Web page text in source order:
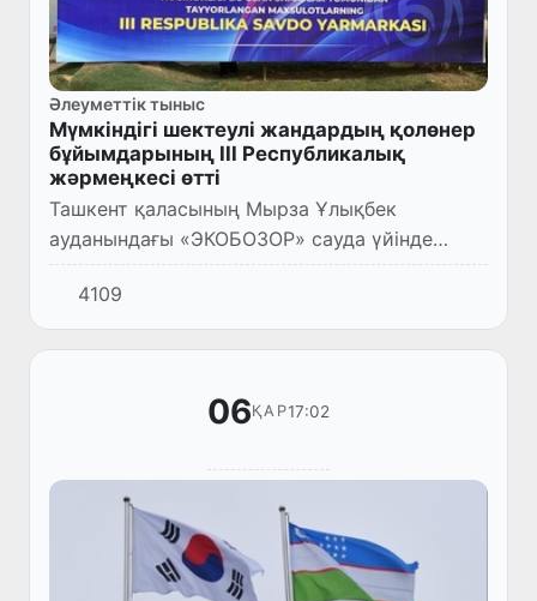
Әлеуметтік тыныс
Мүмкіндігі шектеулі жандардың қолөнер
бұйымдарының ІІІ Республикалық
жәрмеңкесі өтті
Ташкент қаласының Мырза Ұлықбек
ауданындағы «ЭКОБОЗОР» сауда үйінде
мүгедек жандардың жасаған қолөнер
бұйымдарының жәрмеңкесі өтті.
4109
06ҚАР17:02